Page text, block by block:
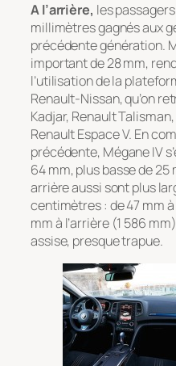
A l’arrière, les
millimètres gagnés aux
précédente génération.
important de 28 mm,
l’utilisation de la
Renault-Nissan, qu’on
Kadjar, Renault
Renault Espace V. En
précédente, Mégane IV
64 mm, plus basse de
arrière aussi sont plus
centimètres : de 47 mm à
mm à l’arrière (1 586
assise, presque trapue.